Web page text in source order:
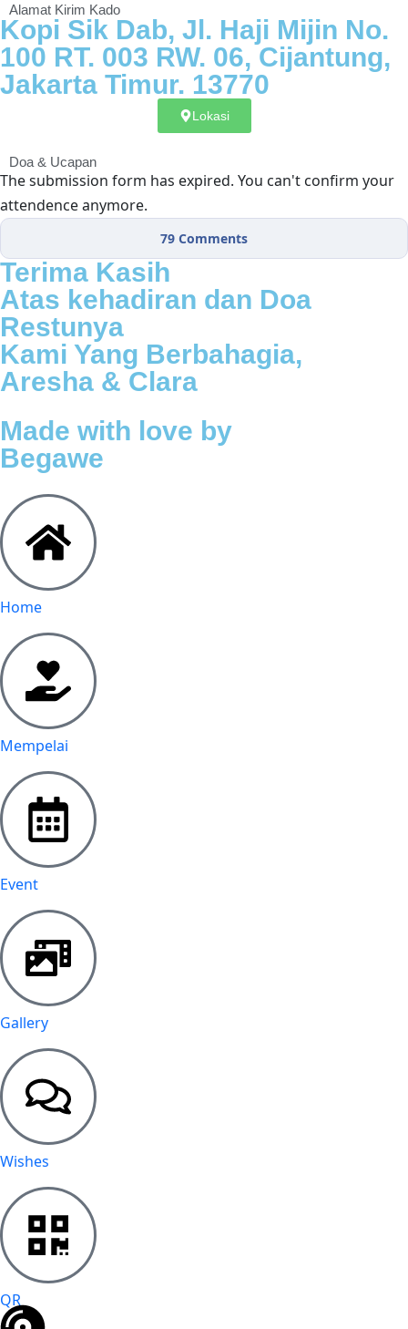
Alamat Kirim Kado
Kopi Sik Dab, Jl. Haji Mijin No.
100 RT. 003 RW. 06, Cijantung,
Jakarta Timur. 13770
Lokasi
Doa & Ucapan
The submission form has expired. You can't confirm your
attendence anymore.
79 Comments
Terima Kasih
Atas kehadiran dan Doa
Restunya
Kami Yang Berbahagia,
Aresha & Clara
Made with love by
Begawe
Home
Mempelai
Event
Gallery
Wishes
QR